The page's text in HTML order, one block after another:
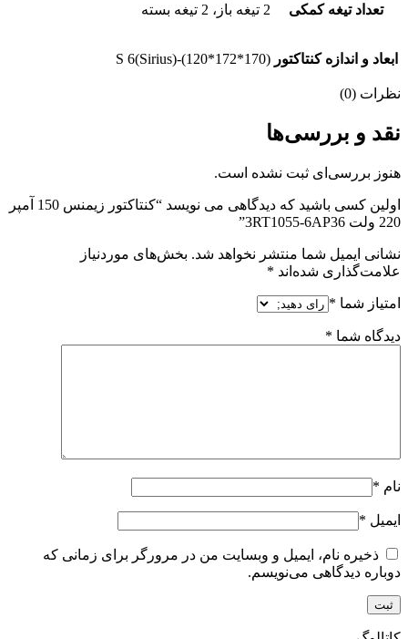
تعداد تیغه کمکی 2 تیغه باز، 2 تیغه بسته
ابعاد و اندازه کنتاکتور S 6(Sirius)-(120*172*170)
نظرات (0)
نقد و بررسی‌ها
هنوز بررسی‌ای ثبت نشده است.
اولین کسی باشید که دیدگاهی می نویسد “کنتاکتور زیمنس 150 آمپر
220 ولت 3RT1055-6AP36”
نشانی ایمیل شما منتشر نخواهد شد. بخش‌های موردنیاز
علامت‌گذاری شده‌اند *
امتیاز شما *
دیدگاه شما *
نام *
ایمیل *
ذخیره نام، ایمیل و وبسایت من در مرورگر برای زمانی که
دوباره دیدگاهی می‌نویسم.